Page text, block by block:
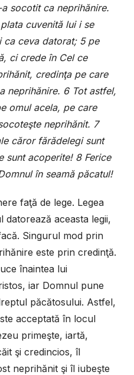
socotit ca neprihănire.
cuvenită lui i se
ca ceva datorat; 5 pe
ci crede în Cel ce
credinţa pe care
neprihănire. 6 Tot astfel,
omul acela, pe care
neprihănit. 7
căror fărădelegi sunt
sunt acoperite! 8 Ferice
în seamă păcatul!
faţă de lege. Legea
datorează aceasta legii,
Singurul mod prin
este prin credinţă.
înaintea lui
iar Domnul pune
păcătosului. Astfel,
acceptată în locul
primeşte, iartă,
şi credincios, îl
neprihănit şi îl iubeşte